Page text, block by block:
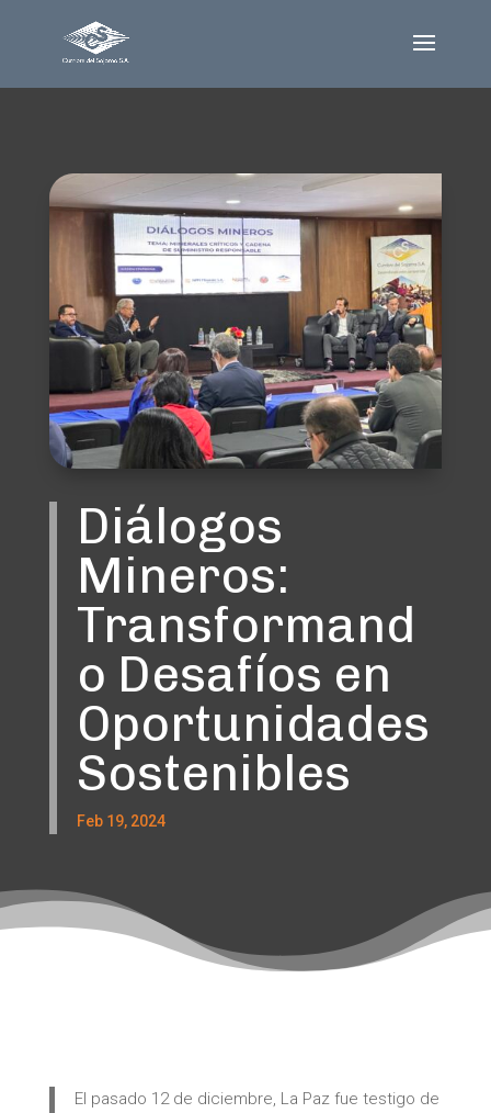
Diálogos
Mineros:
Transformand
o Desafíos en
Oportunidades
Sostenibles
Feb 19, 2024
El pasado 12 de diciembre, La Paz fue testigo de